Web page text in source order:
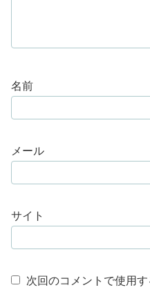
名前
メール
サイト
次回のコメントで使用